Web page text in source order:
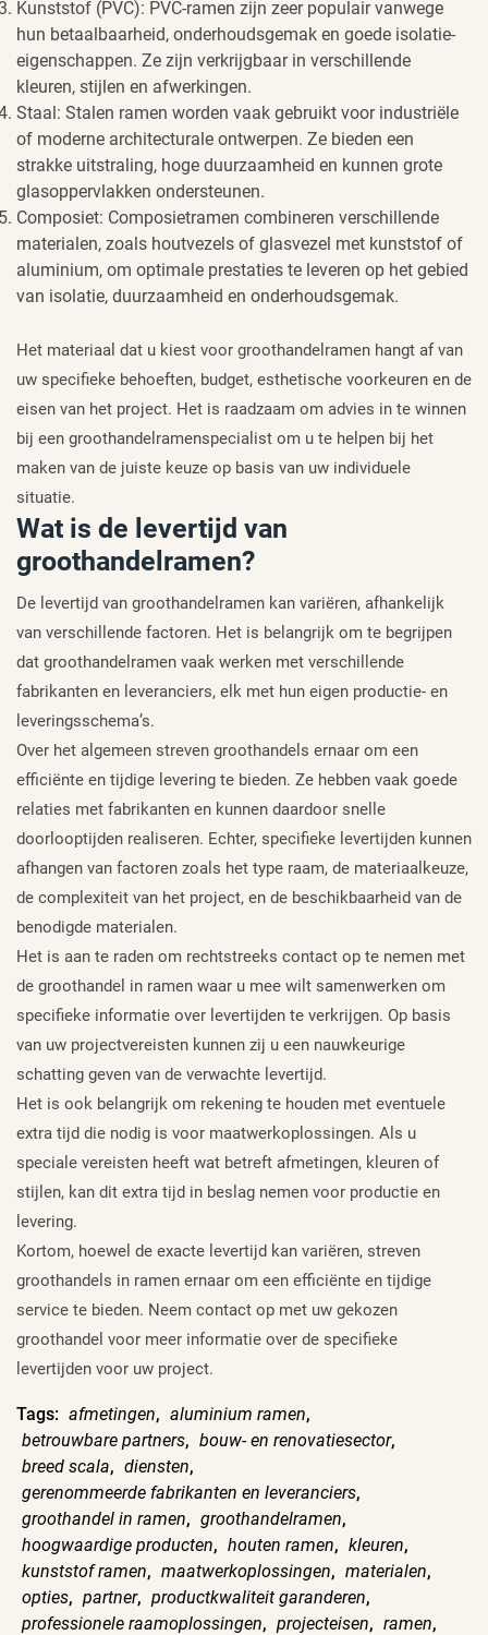
Kunststof (PVC): PVC-ramen zijn zeer populair vanwege
hun betaalbaarheid, onderhoudsgemak en goede isolatie-
eigenschappen. Ze zijn verkrijgbaar in verschillende
kleuren, stijlen en afwerkingen.
Staal: Stalen ramen worden vaak gebruikt voor industriële
of moderne architecturale ontwerpen. Ze bieden een
strakke uitstraling, hoge duurzaamheid en kunnen grote
glasoppervlakken ondersteunen.
Composiet: Composietramen combineren verschillende
materialen, zoals houtvezels of glasvezel met kunststof of
aluminium, om optimale prestaties te leveren op het gebied
van isolatie, duurzaamheid en onderhoudsgemak.
Het materiaal dat u kiest voor groothandelramen hangt af van
uw specifieke behoeften, budget, esthetische voorkeuren en de
eisen van het project. Het is raadzaam om advies in te winnen
bij een groothandelramenspecialist om u te helpen bij het
maken van de juiste keuze op basis van uw individuele
situatie.
Wat is de levertijd van
groothandelramen?
De levertijd van groothandelramen kan variëren, afhankelijk
van verschillende factoren. Het is belangrijk om te begrijpen
dat groothandelramen vaak werken met verschillende
fabrikanten en leveranciers, elk met hun eigen productie- en
leveringsschema’s.
Over het algemeen streven groothandels ernaar om een
efficiënte en tijdige levering te bieden. Ze hebben vaak goede
relaties met fabrikanten en kunnen daardoor snelle
doorlooptijden realiseren. Echter, specifieke levertijden kunnen
afhangen van factoren zoals het type raam, de materiaalkeuze,
de complexiteit van het project, en de beschikbaarheid van de
benodigde materialen.
Het is aan te raden om rechtstreeks contact op te nemen met
de groothandel in ramen waar u mee wilt samenwerken om
specifieke informatie over levertijden te verkrijgen. Op basis
van uw projectvereisten kunnen zij u een nauwkeurige
schatting geven van de verwachte levertijd.
Het is ook belangrijk om rekening te houden met eventuele
extra tijd die nodig is voor maatwerkoplossingen. Als u
speciale vereisten heeft wat betreft afmetingen, kleuren of
stijlen, kan dit extra tijd in beslag nemen voor productie en
levering.
Kortom, hoewel de exacte levertijd kan variëren, streven
groothandels in ramen ernaar om een efficiënte en tijdige
service te bieden. Neem contact op met uw gekozen
groothandel voor meer informatie over de specifieke
levertijden voor uw project.
Tags: afmetingen, aluminium ramen,
betrouwbare partners, bouw- en renovatiesector,
breed scala, diensten,
gerenommeerde fabrikanten en leveranciers,
groothandel in ramen, groothandelramen,
hoogwaardige producten, houten ramen, kleuren,
kunststof ramen, maatwerkoplossingen, materialen,
opties, partner, productkwaliteit garanderen,
professionele raamoplossingen, projecteisen, ramen,